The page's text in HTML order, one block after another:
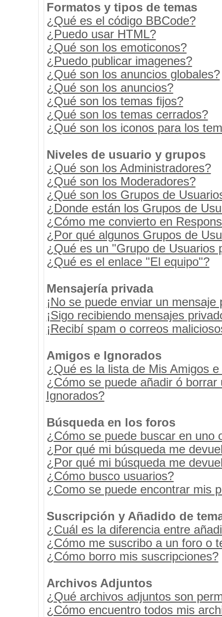
Formatos y tipos de temas
¿Qué es el código BBCode?
¿Puedo usar HTML?
¿Qué son los emoticonos?
¿Puedo publicar imagenes?
¿Qué son los anuncios globales?
¿Qué son los anuncios?
¿Qué son los temas fijos?
¿Qué son los temas cerrados?
¿Qué son los iconos para los
Niveles de usuario y grupos
¿Qué son los Administradores?
¿Qué son los Moderadores?
¿Qué son los Grupos de
¿Donde están los Grupos de
¿Cómo me convierto en
¿Por qué algunos Grupos de
¿Qué es un "Grupo de Usuarios
¿Qué es el enlace "El equipo"?
Mensajería privada
¡No se puede enviar un mensaje
¡Sigo recibiendo mensajes
¡Recibí spam o correos
Amigos e Ignorados
¿Qué es la lista de Mis Amigos
¿Cómo se puede añadir ó
Ignorados?
Búsqueda en los foros
¿Cómo se puede buscar en uno
¿Por qué mi búsqueda me
¿Por qué mi búsqueda me
¿Cómo busco usuarios?
¿Como se puede encontrar mis
Suscripción y Añadido de
¿Cuál es la diferencia entre
¿Cómo me suscribo a un foro o
¿Cómo borro mis suscripciones?
Archivos Adjuntos
¿Qué archivos adjuntos son
¿Cómo encuentro todos mis